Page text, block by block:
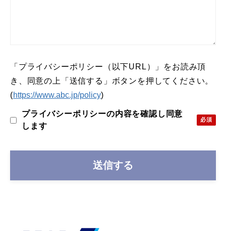
「プライバシーポリシー（以下URL）」をお読み頂
き、同意の上「送信する」ボタンを押してください。
(https://www.abc.jp/policy)
プライバシーポリシーの内容を確認し同意
します